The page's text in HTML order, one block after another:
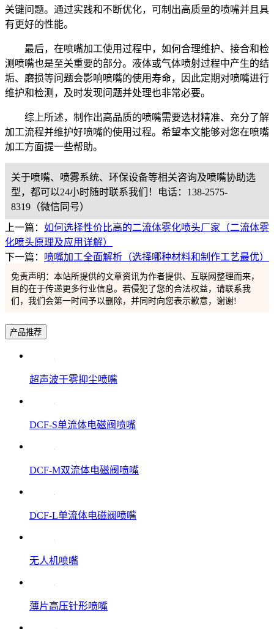
关键问题。通过实践和不断优化，可制出高质量的喷嘴并且具
有更好的性能。
最后，在喷嘴加工使用过程中，如何合理维护、接合和检
测喷嘴也是至关重要的部分。液体或气体喷射过程中产生的结
垢、磨损等问题会影响喷嘴的使用寿命，因此定期对喷嘴进行
维护和检测，及时发现问题并处理也非常必要。
综上所述，制作出高品质的喷嘴需要选材精准、充分了解
加工流程并维护好喷嘴的使用过程。希望本文能够对您在喷嘴
加工方面提一些帮助。
关于喷嘴、喷雾系统、环保设备等相关咨询及喷嘴协助选
型，都可以24小时随时联系我们！电话：138-2575-
8319（微信同号）
上一篇： 如何选择性价比高的二流体雾化喷头厂家（二流体雾
化喷头原理及应用详解）
下一篇： 喷嘴加工全面解析（选择哪种材料和制作工艺最优）
免责声明：本站所提供的文章资讯为作者提供、互联网整理而来，
目的在于传递更多行业信息。若侵犯了您的合法权益，请联系我
们，我们会第一时间予以删除，并同时向您表示歉意，谢谢!
产品推荐
超声波干雾抑尘喷嘴
DCF-S单流体电磁阀喷嘴
DCF-M双流体电磁阀喷嘴
DCF-L单流体电磁阀喷嘴
无人机喷嘴
薄片高压针形喷嘴